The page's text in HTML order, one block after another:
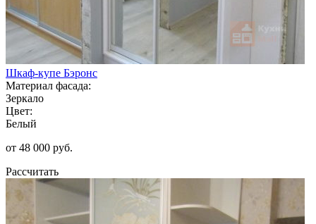
Шкаф-купе Бэронс
Материал фасада:
Зеркало
Цвет:
Белый
от 48 000 руб.
Рассчитать